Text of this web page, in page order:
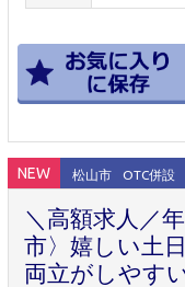
NEW 松山市 OTC併設
＼高額求人／
市〉嬉しい土
両立がしやす